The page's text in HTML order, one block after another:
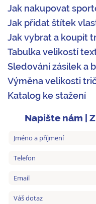
Jak nakupovat
Jak přidat štítek
Jak vybrat a koupit
Tabulka velikostí
Sledování zásilek a
Výměna velikosti
Katalog ke stažení
Napište nám |